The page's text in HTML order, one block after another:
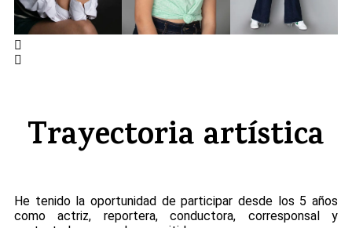
Trayectoria artística
He tenido la oportunidad de participar desde los 5 años
como actriz, reportera, conductora, corresponsal y